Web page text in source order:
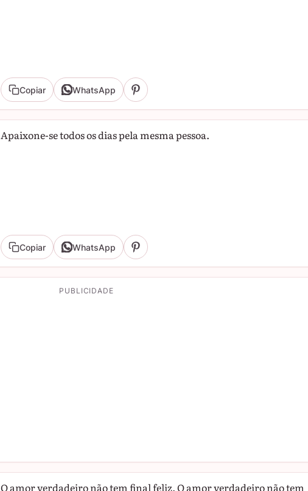
Copiar WhatsApp
Apaixone-se todos os dias pela mesma pessoa.
Copiar WhatsApp
PUBLICIDADE
O amor verdadeiro não tem final feliz. O amor verdadeiro não tem